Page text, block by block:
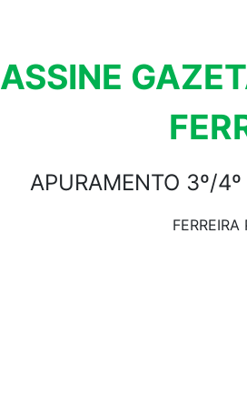
ASSINE
APURAMENTO 3º/